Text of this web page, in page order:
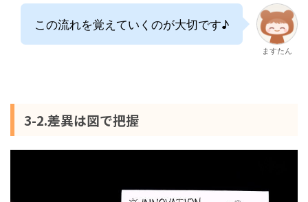
この流れを覚えていくのが大切です♪
ますたん
3-2.差異は図で把握